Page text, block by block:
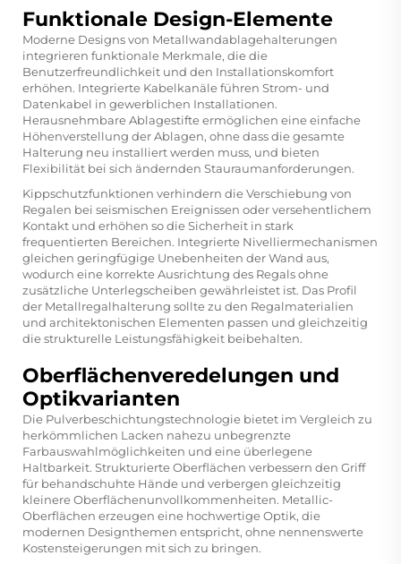
Funktionale Design-Elemente
Moderne Designs von Metallwandablagehalterungen
integrieren funktionale Merkmale, die die
Benutzerfreundlichkeit und den Installationskomfort
erhöhen. Integrierte Kabelkanäle führen Strom- und
Datenkabel in gewerblichen Installationen.
Herausnehmbare Ablagestifte ermöglichen eine einfache
Höhenverstellung der Ablagen, ohne dass die gesamte
Halterung neu installiert werden muss, und bieten
Flexibilität bei sich ändernden Stauraumanforderungen.
Kippschutzfunktionen verhindern die Verschiebung von
Regalen bei seismischen Ereignissen oder versehentlichem
Kontakt und erhöhen so die Sicherheit in stark
frequentierten Bereichen. Integrierte Nivelliermechanismen
gleichen geringfügige Unebenheiten der Wand aus,
wodurch eine korrekte Ausrichtung des Regals ohne
zusätzliche Unterlegscheiben gewährleistet ist. Das Profil
der Metallregalhalterung sollte zu den Regalmaterialien
und architektonischen Elementen passen und gleichzeitig
die strukturelle Leistungsfähigkeit beibehalten.
Oberflächenveredelungen und
Optikvarianten
Die Pulverbeschichtungstechnologie bietet im Vergleich zu
herkömmlichen Lacken nahezu unbegrenzte
Farbauswahlmöglichkeiten und eine überlegene
Haltbarkeit. Strukturierte Oberflächen verbessern den Griff
für behandschuhte Hände und verbergen gleichzeitig
kleinere Oberflächenunvollkommenheiten. Metallic-
Oberflächen erzeugen eine hochwertige Optik, die
modernen Designthemen entspricht, ohne nennenswerte
Kostensteigerungen mit sich zu bringen.